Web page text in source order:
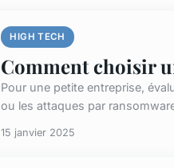
HIGH TECH
Comment choisir
Pour une petite entreprise,
ou les attaques par
15 janvier 2025